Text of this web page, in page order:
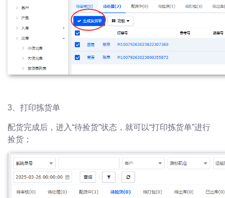
3、打印拣货单
配货完成后，进入“待捡货”状态，就可以“打印拣货单”进行
捡货；